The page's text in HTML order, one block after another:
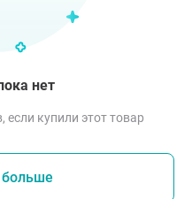
нет
купили этот товар
больше